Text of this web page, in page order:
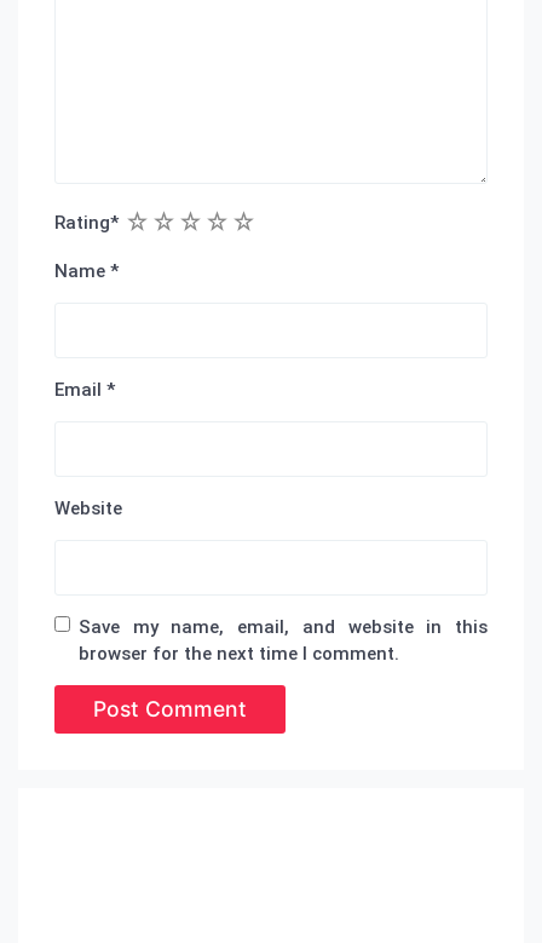
Rating* 5
4
3
2
1
Name *
Email *
Website
Save my name, email, and website in this
browser for the next time I comment.